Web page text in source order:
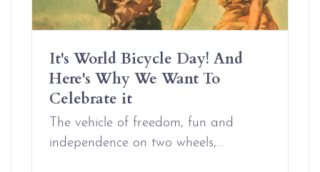
It's World Bicycle Day! And
Here's Why We Want To
Celebrate it
The vehicle of freedom, fun and
independence on two wheels,…